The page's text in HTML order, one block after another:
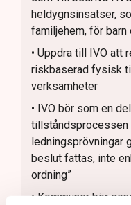
heldygnsinsatser,
familjehem, för barn
• Uppdra till IVO att
riskbaserad fysisk
verksamheter
• IVO bör som en
tillståndsprocessen
ledningsprövningar
beslut fattas, inte
ordning”
• Kommuner bör